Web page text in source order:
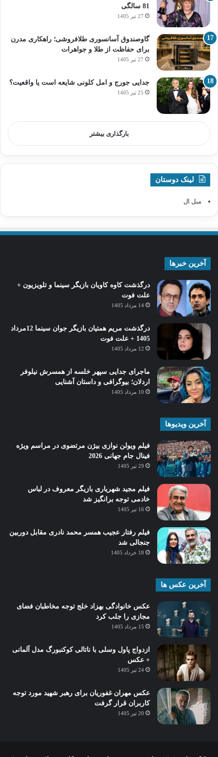
81 سالگی
27 تیر 1405
گاوصندوق آسانسوری طلافروشی؛ راهکاری مدرن
برای حفاظت از طلا و جواهرات
27 تیر 1405
جدایی جورج و امل کلونی شایعه است یا واقعیت؟
25 تیر 1405
بارگذاری بیشتر
لینک دوستان
مبل ال
آخرین خبرها
درگذشت کاوه کاویان بازیگر سینما و تلویزیون +
علت فوت
14 مرداد 1405
درگذشت مریم همتیان بازیگر جوان سینما 12مرداد
1405 + علت فوت
12 مرداد 1405
ماجرای جدایی سپهر خلسه از همسرش نیلوفر
اردلان؛ بیوگرافی و داستان آشنایی
10 مرداد 1405
آخرین ویدیوها
فیلم ویولن نوازی بیژن مرتضوی در مراسم ویژه
فینال جام جهانی 2026
29 تیر 1405
فیلم مجید شهریاری بازیگر معروف در لباس
خادمی توجه برانگیز شد
16 تیر 1405
فیلم رفتار عجیب همسر محمد نادری مقابل دوربین
جنجالی شد
18 خرداد 1405
آخرین عکس ها
عکس خانوادگی بهزاد خلج توجه مخاطبان فضای
مجازی را جلب کرد
15 مرداد 1405
ازدواج پاول وسلی با ناتالی کوکنبورگ مدل آلمانی
+ عکس
24 تیر 1405
عکس مهران غفوریان برای رهبر شهید مورد توجه
کاربران قرار گرفت
20 تیر 1405